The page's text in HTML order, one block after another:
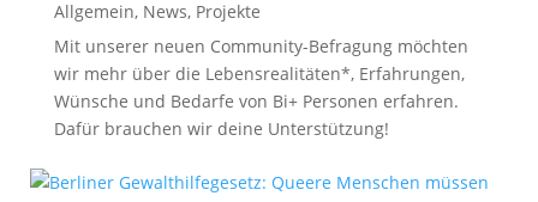
Allgemein, News, Projekte
Mit unserer neuen Community-Befragung möchten
wir mehr über die Lebensrealitäten*, Erfahrungen,
Wünsche und Bedarfe von Bi+ Personen erfahren.
Dafür brauchen wir deine Unterstützung!